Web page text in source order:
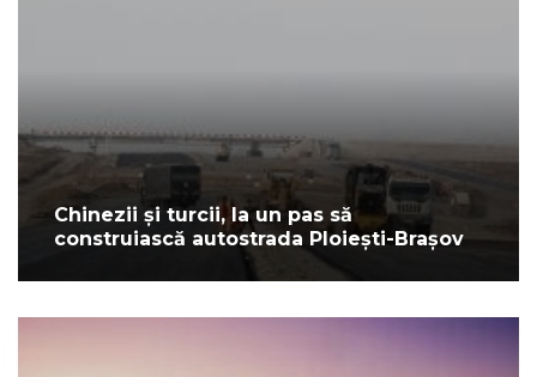
Chinezii și turcii, la un pas să
construiască autostrada Ploiești-Brașov